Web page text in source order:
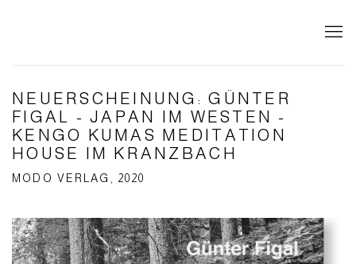
NEUERSCHEINUNG: GÜNTER
FIGAL - JAPAN IM WESTEN -
KENGO KUMAS MEDITATION
HOUSE IM KRANZBACH
MODO VERLAG, 2020